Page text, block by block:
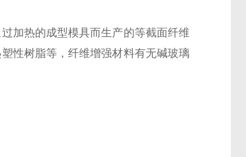
加热的成型模具而生产的等截面纤维
性树脂等，纤维增强材料有无碱玻璃